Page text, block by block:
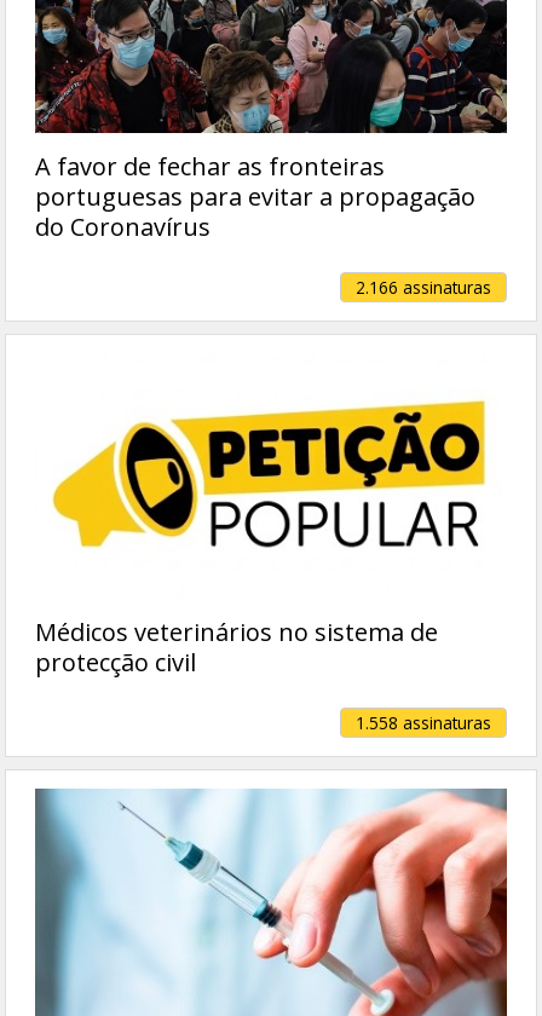
A favor de fechar as fronteiras
portuguesas para evitar a propagação
do Coronavírus
2.166 assinaturas
Médicos veterinários no sistema de
protecção civil
1.558 assinaturas